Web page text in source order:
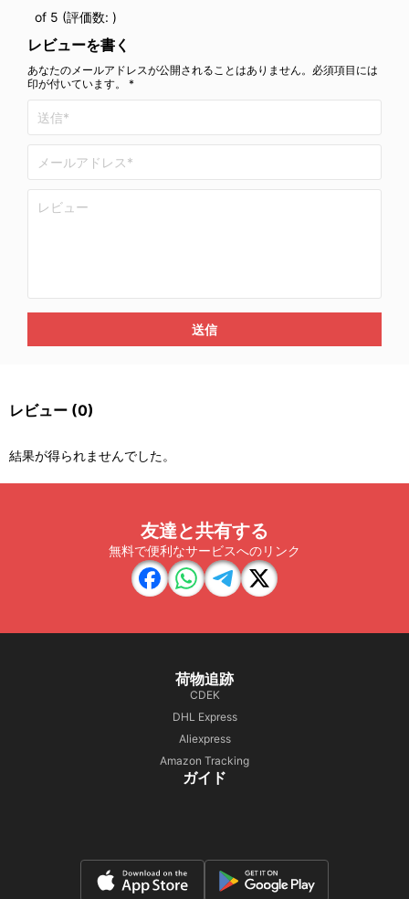
of 5 (評価数: )
レビューを書く
あなたのメールアドレスが公開されることはありません。必須項目には
印が付いています。 *
送信
レビュー (0)
結果が得られませんでした。
友達と共有する
無料で便利なサービスへのリンク
荷物追跡
CDEK
DHL Express
Aliexpress
Amazon Tracking
ガイド